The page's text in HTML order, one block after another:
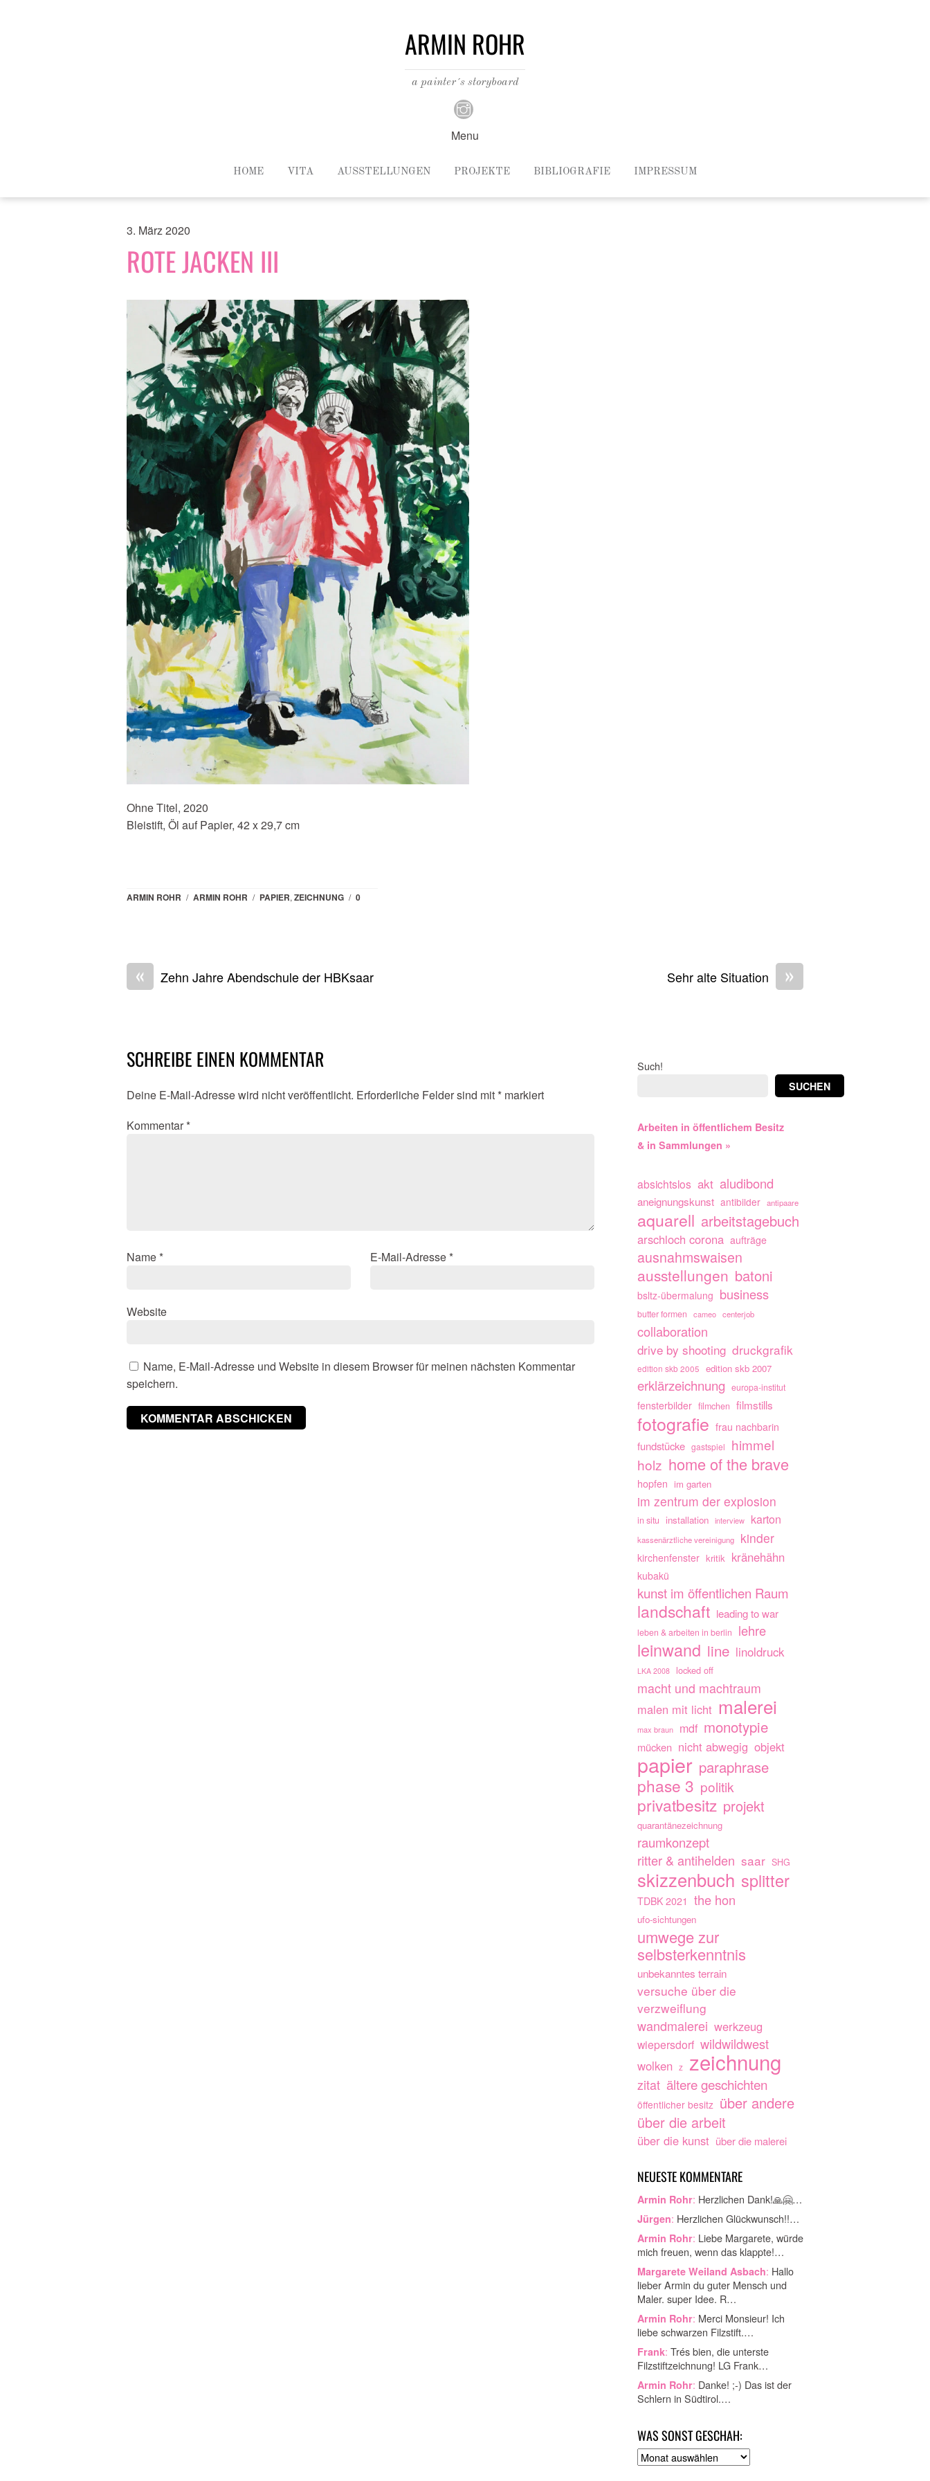
ARMIN ROHR
a painter´s storyboard
Menu
HOME VITA AUSSTELLUNGEN PROJEKTE BIBLIOGRAFIE IMPRESSUM
3. März 2020
ROTE JACKEN III
Ohne Titel, 2020
Bleistift, Öl auf Papier, 42 x 29,7 cm
ARMIN ROHR / ARMIN ROHR / PAPIER, ZEICHNUNG / 0
« Zehn Jahre Abendschule der HBKsaar »
Sehr alte Situation
SCHREIBE EINEN KOMMENTAR
Deine E-Mail-Adresse wird nicht veröffentlicht. Erforderliche Felder sind mit * markiert
Kommentar *
Name * E-Mail-Adresse *
Website
Name, E-Mail-Adresse und Website in diesem Browser für meinen nächsten Kommentar
speichern.
Such!
SUCHEN
Arbeiten in öffentlichem Besitz
& in Sammlungen »
absichtslos akt aludibond
aneignungskunst antibilder antipaare
aquarell arbeitstagebuch
arschloch corona aufträge
ausnahmswaisen
ausstellungen batoni
bsltz-übermalung business
butter formen cameo centerjob
collaboration
drive by shooting druckgrafik
edition skb 2005 edition skb 2007
erklärzeichnung europa-institut
fensterbilder filmchen filmstills
fotografie frau nachbarin
fundstücke gastspiel
himmel
holz home of the brave
hopfen im garten
im zentrum der explosion
in situ installation interview karton
kassenärztliche vereinigung kinder
kirchenfenster kritik kränehähn
kubakü
kunst im öffentlichen Raum
landschaft leading to war
leben & arbeiten in berlin lehre
leinwand line linoldruck
LKA 2008 locked off
macht und machtraum
malen mit licht malerei
max braun mdf monotypie
mücken nicht abwegig objekt
papier paraphrase
phase 3 politik
privatbesitz projekt
quarantänezeichnung
raumkonzept
ritter & antihelden saar SHG
skizzenbuch splitter
TDBK 2021 the hon
ufo-sichtungen
umwege zur
selbsterkenntnis
unbekanntes terrain
versuche über die
verzweiflung
wandmalerei werkzeug
wiepersdorf wildwildwest
wolken z zeichnung
zitat ältere geschichten
öffentlicher besitz über andere
über die arbeit
über die kunst über die malerei
NEUESTE KOMMENTARE
Armin Rohr: Herzlichen Dank!🙏🤗…
Jürgen: Herzlichen Glückwunsch!!…
Armin Rohr: Liebe Margarete, würde
mich freuen, wenn das klappte!…
Margarete Weiland Asbach: Hallo
lieber Armin du guter Mensch und
Maler. super Idee. R…
Armin Rohr: Merci Monsieur! Ich
liebe schwarzen Filzstift.…
Frank: Trés bien, die unterste
Filzstiftzeichnung! LG Frank…
Armin Rohr: Danke! ;-) Das ist der
Schlern in Südtirol.…
WAS SONST GESCHAH:
A